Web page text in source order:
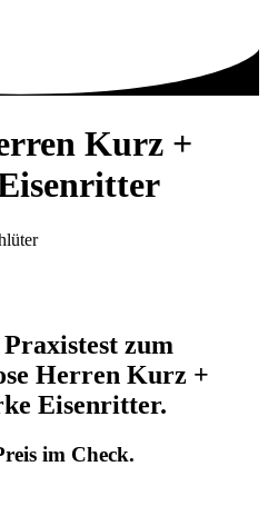
Kurz +
zum
Herren Kurz +
Eisenritter.
im Check.